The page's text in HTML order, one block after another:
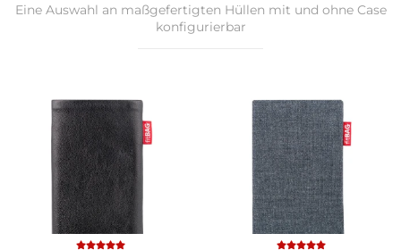
Eine Auswahl an maßgefertigten Hüllen mit und ohne Case
konfigurierbar